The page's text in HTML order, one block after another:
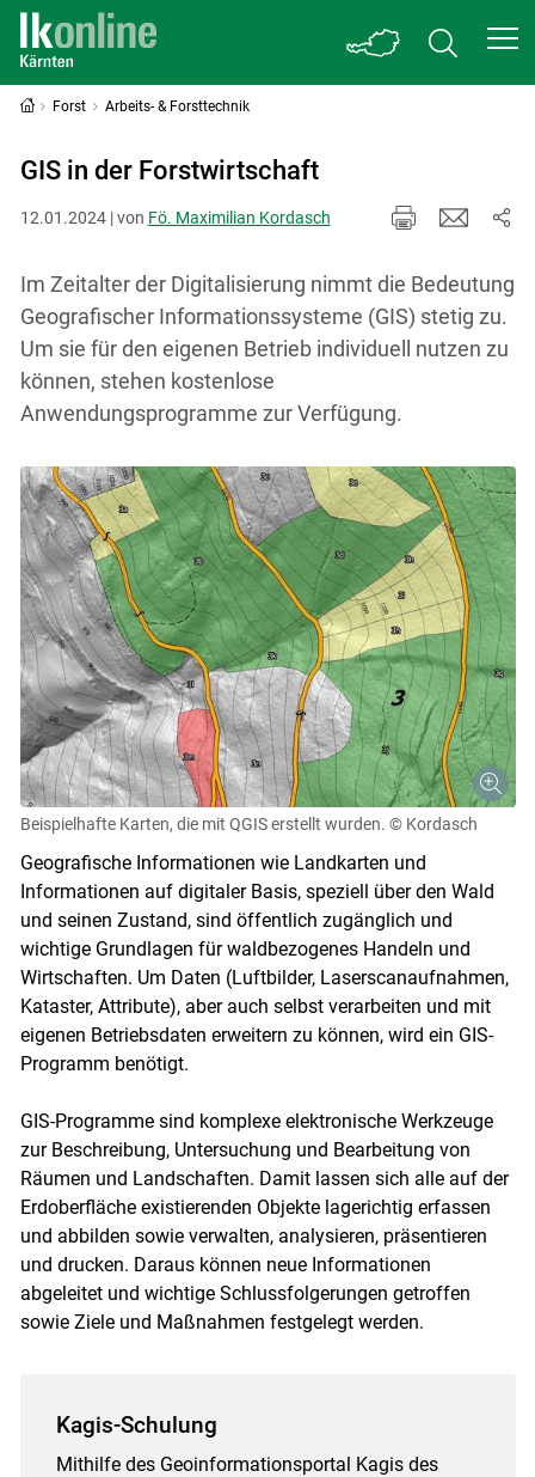
Skip to main content
Forst Arbeits- & Forsttechnik
GIS in der Forstwirtschaft
12.01.2024 | von Fö. Maximilian Kordasch
Im Zeitalter der Digitalisierung nimmt die Bedeutung
Geografischer Informationssysteme (GIS) stetig zu.
Um sie für den eigenen Betrieb individuell nutzen zu
können, stehen kostenlose
Anwendungsprogramme zur Verfügung.
Beispielhafte Karten, die mit QGIS erstellt wurden. © Kordasch
Geografische Informationen wie Landkarten und
Informationen auf digitaler Basis, speziell über den Wald
und seinen Zustand, sind öffentlich zugänglich und
wichtige Grundlagen für waldbezogenes Handeln und
Wirtschaften. Um Daten (Luftbilder, Laserscanaufnahmen,
Kataster, Attribute), aber auch selbst verarbeiten und mit
eigenen Betriebsdaten erweitern zu können, wird ein GIS-
Programm benötigt.
GIS-Programme sind komplexe elektronische Werkzeuge
zur Beschreibung, Untersuchung und Bearbeitung von
Räumen und Landschaften. Damit lassen sich alle auf der
Erdoberfläche existierenden Objekte lagerichtig erfassen
und abbilden sowie verwalten, analysieren, präsentieren
und drucken. Daraus können neue Informationen
abgeleitet und wichtige Schlussfolgerungen getroffen
sowie Ziele und Maßnahmen festgelegt werden.
Kagis-Schulung
Mithilfe des Geoinformationsportal Kagis des